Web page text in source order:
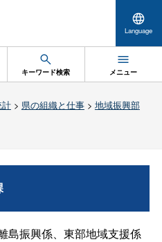
Language
キーワード検索 メニュー
> 県の組織と仕事> 地域振興部
島振興係、東部地域支援係